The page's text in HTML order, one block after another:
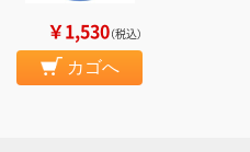
￥1,530（税込）
カゴへ